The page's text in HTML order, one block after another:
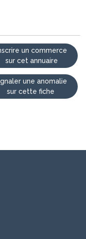
un commerce
sur cet annuaire
une anomalie
sur cette fiche